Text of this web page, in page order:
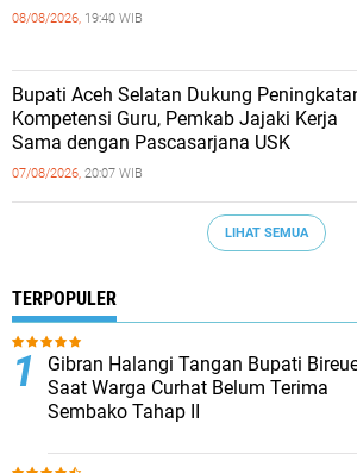
08/08/2026, 19:40 WIB
Bupati Aceh Selatan Dukung
Kompetensi Guru, Pemkab Jajaki Kerja
Sama dengan Pascasarjana USK
07/08/2026, 20:07 WIB
LIHAT SEMUA
TERPOPULER
Gibran Halangi Tangan Bupati
Saat Warga Curhat Belum Terima
Sembako Tahap II